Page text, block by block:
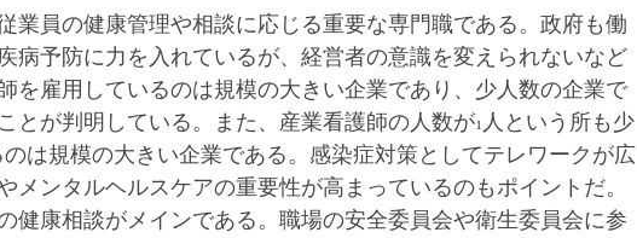
業員の健康管理や相談に応じる重要な専門職である。政府も働
病予防に力を入れているが、経営者の意識を変えられないなど
を雇用しているのは規模の大きい企業であり、少人数の企業で
とが判明している。また、産業看護師の人数が1人という所も少
は規模の大きい企業である。感染症対策としてテレワークが広
メンタルヘルスケアの重要性が高まっているのもポイントだ。
健康相談がメインである。職場の安全委員会や衛生委員会に参